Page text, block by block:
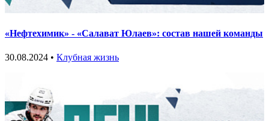
«Нефтехимик» - «Салават Юлаев»: состав нашей команды
30.08.2024 • Клубная жизнь